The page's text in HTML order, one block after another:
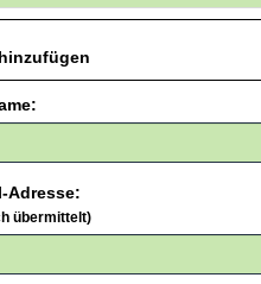
Adresse:
übermittelt)